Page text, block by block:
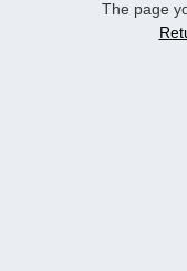
The page